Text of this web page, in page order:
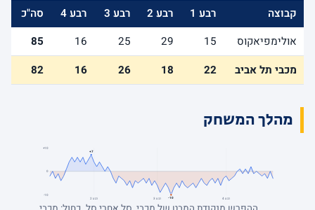
קבוצה רבע 1 רבע 2 רבע 3 רבע 4
סה"כ
אולימפיאקוס
15
29
25
16
85
מכבי תל אביב
22
18
26
16
82
מהלך המשחק
+10
0
-10
+7
-10 רבע 2 רבע 3 רבע 4